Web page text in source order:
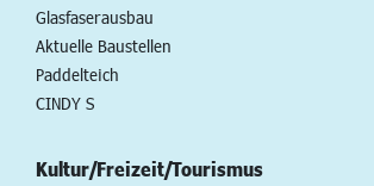
Glasfaserausbau
Aktuelle Baustellen
Paddelteich
CINDY S
Kultur/Freizeit/Tourismus